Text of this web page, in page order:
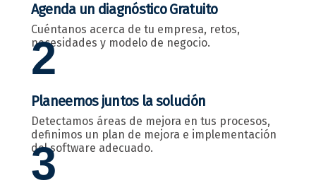
Agenda un diagnóstico Gratuito
Cuéntanos acerca de tu empresa, retos,
necesidades y modelo de negocio.
2
Planeemos juntos la solución
Detectamos áreas de mejora en tus procesos,
definimos un plan de mejora e implementación
del software adecuado.
3